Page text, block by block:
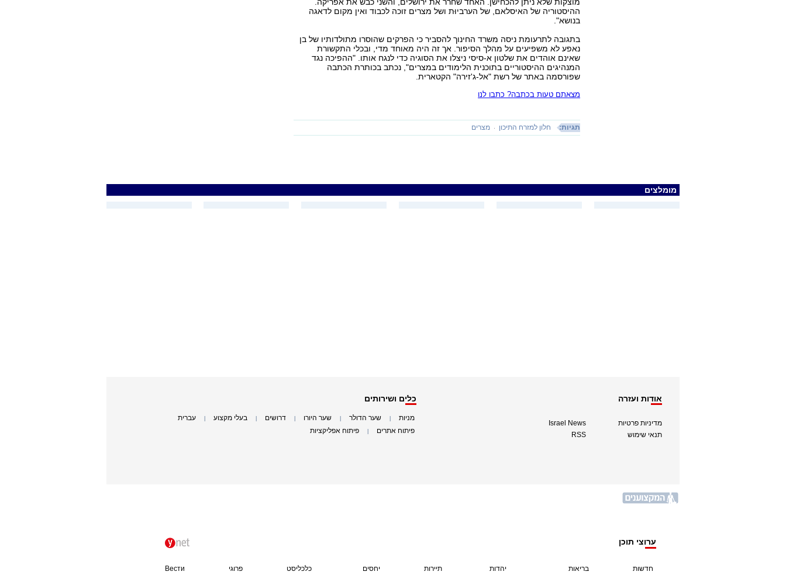
ההיסטוריה של האיסלאם, של הערביוּת ושל מצרים זוכה לכבוד ואין מקום לדאגה
בנושא".
בתגובה לתרעומת ניסה משרד החינוך להסביר כי הפרקים שהוסרו מתולדותיו של בן
נאפע לא משפיעים על מהלך הסיפור. אך זה היה מאוחד מדי, ובכלי התקשורת
שאינם אוהדים את שלטון א-סיסי ניצלו את הסוגיה כדי לנגח אותו. "ההפיכה נגד
המנהיגים ההיסטוריים בתוכנית הלימודים במצרים", נכתב בכותרת הכתבה
שפורסמה באתר של רשת "אל-ג'זירה" הקטארית.
מצאתם טעות בכתבה? כתבו לנו
תגיות: חלון למזרח התיכון מצרים
מומלצים
אודות ועזרה
מדיניות פרטיות
תנאי שימוש
Israel News
RSS
כלים ושירותים
מניות שער הדולר שער היורו דרושים בעלי מקצוע עברית
פיתוח אתרים פיתוח אפליקציות
ערוצי תוכן
חדשות בריאות יהדות תיירות יחסים כלכליסט פרוגי Вести